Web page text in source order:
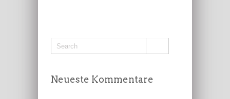
Neueste Kommentare